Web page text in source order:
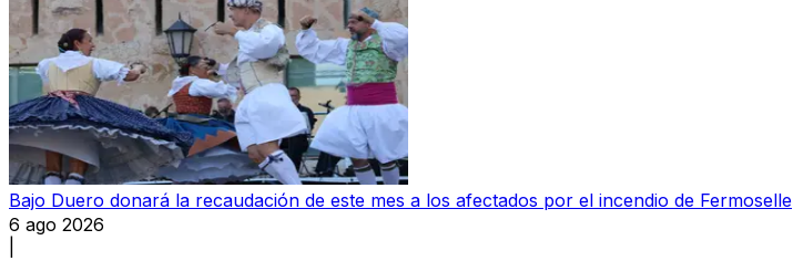
Bajo Duero donará la recaudación de este mes a los afectados por el incendio de Fermoselle
6 ago 2026